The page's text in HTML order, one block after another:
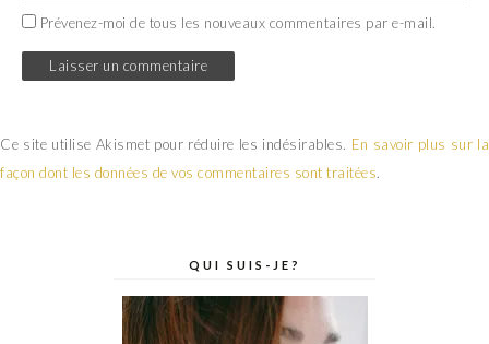
Prévenez-moi de tous les nouveaux commentaires par e-mail.
Ce site utilise Akismet pour réduire les indésirables. En savoir plus sur la
façon dont les données de vos commentaires sont traitées.
QUI SUIS-JE?